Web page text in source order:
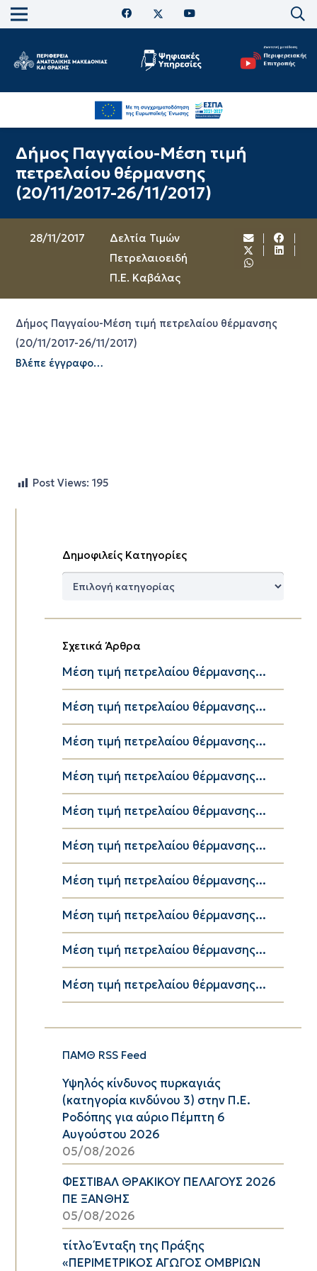
Δήμος Παγγαίου-Μέση τιμή
πετρελαίου θέρμανσης
(20/11/2017-26/11/2017)
28/11/2017
Δελτία Τιμών
Πετρελαιοειδή
Π.Ε. Καβάλας
Δήμος Παγγαίου-Μέση τιμή πετρελαίου θέρμανσης
(20/11/2017-26/11/2017)
Βλέπε έγγραφο…
Post Views: 195
Δημοφιλείς Κατηγορίες
Δημοφιλείς
Σχετικά Άρθρα
Μέση τιμή πετρελαίου θέρμανσης...
Μέση τιμή πετρελαίου θέρμανσης...
Μέση τιμή πετρελαίου θέρμανσης...
Μέση τιμή πετρελαίου θέρμανσης...
Μέση τιμή πετρελαίου θέρμανσης...
Μέση τιμή πετρελαίου θέρμανσης...
Μέση τιμή πετρελαίου θέρμανσης...
Μέση τιμή πετρελαίου θέρμανσης...
Μέση τιμή πετρελαίου θέρμανσης...
Μέση τιμή πετρελαίου θέρμανσης...
ΠΑΜΘ RSS Feed
Υψηλός κίνδυνος πυρκαγιάς
(κατηγορία κινδύνου 3) στην Π.Ε.
Ροδόπης για αύριο Πέμπτη 6
Αυγούστου 2026
05/08/2026
ΦΕΣΤΙΒΑΛ ΘΡΑΚΙΚΟΥ ΠΕΛΑΓΟΥΣ 2026
ΠΕ ΞΑΝΘΗΣ
05/08/2026
τίτλο Ένταξη της Πράξης
«ΠΕΡΙΜΕΤΡΙΚΟΣ ΑΓΩΓΟΣ ΟΜΒΡΙΩΝ